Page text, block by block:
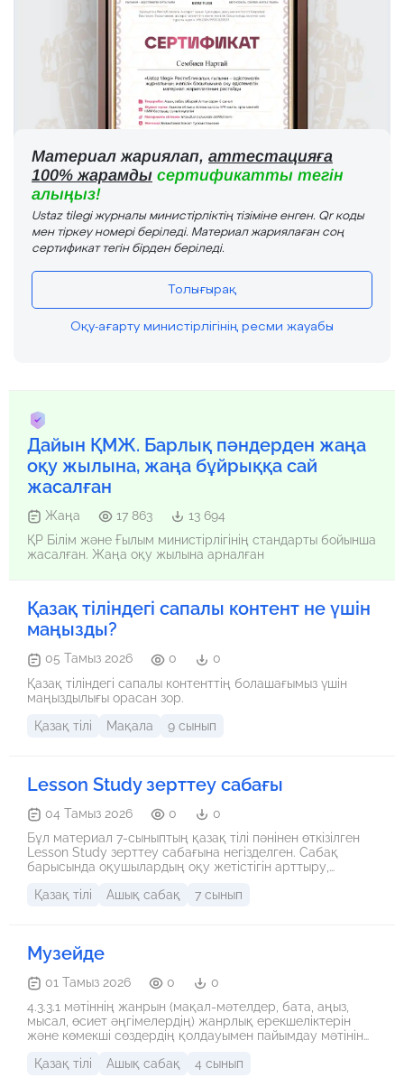
Материал жариялап, аттестацияға
100% жарамды сертификатты тегін
алыңыз!
Ustaz tilegi журналы министірліктің тізіміне енген. Qr коды
мен тіркеу номері беріледі. Материал жариялаған соң
сертификат тегін бірден беріледі.
Толығырақ
Оқу-ағарту министірлігінің ресми жауабы
Дайын ҚМЖ. Барлық пәндерден жаңа
оқу жылына, жаңа бұйрыққа сай
жасалған
Жаңа 17 863
13 694
ҚР Білім және Ғылым министірлігінің стандарты бойынша
жасалған. Жаңа оқу жылына арналған
Қазақ тіліндегі сапалы контент не үшін
маңызды?
05 Тамыз 2026 0
0
Қазақ тіліндегі сапалы контенттің болашағымыз үшін
маңыздылығы орасан зор.
Қазақ тілі
Мақала 9 сынып
Lesson Study зерттеу сабағы
04 Тамыз 2026 0
0
Бұл материал 7-сыныптың қазақ тілі пәнінен өткізілген
Lesson Study зерттеу сабағына негізделген. Сабақ
барысында оқушылардың оқу жетістігін арттыру,
белсенділігін анықтау мақсатында Lesson Study тәсілі
ұйымдастырылды. Сабақта оқушылардың білім деңгейі
мен жеке ерекшеліктерін ескере отырып, түрлі белсенді
оқыту әдіс-тәсілдері қолданылды. Атап айтқанда, жұптық
қалыптастырушы бағалау, сұрақ-жауап, талдау, пікір
алмасу сияқты әдістер оқушылардың сабаққа
қызығушылығын арттыруға және оқу мақсатына жетуіне
мүмкіндік берді. Материалдың өзектілігі: Қазіргі білім
беру жүйесінде оқушының функционалдық
Қазақ тілі Ашық сабақ 7 сынып
Музейде
01 Тамыз 2026 0
0
4.3.3.1 мәтіннің жанрын (мақал-мәтелдер, бата, аңыз,
мысал, өсиет әңгімелердің) жанрлық ерекшеліктерін
және көмекші сөздердің қолдауымен пайымдау мәтінін
жарнама/презентацияны сөйлемдермен толықтыру
Қазақ тілі Ашық сабақ 4 сынып